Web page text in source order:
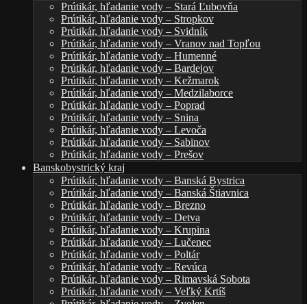
Prútikár, hľadanie vody – Stará Ľubovňa
Prútikár, hľadanie vody – Stropkov
Prútikár, hľadanie vody – Svidník
Prútikár, hľadanie vody – Vranov nad Topľou
Prútikár, hľadanie vody – Humenné
Prútikár, hľadanie vody – Bardejov
Prútikár, hľadanie vody – Kežmarok
Prútikár, hľadanie vody – Medzilaborce
Prútikár, hľadanie vody – Poprad
Prútikár, hľadanie vody – Snina
Prútikár, hľadanie vody – Levoča
Prútikár, hľadanie vody – Sabinov
Prútikár, hľadanie vody – Prešov
Banskobystrický kraj
Prútikár, hľadanie vody – Banská Bystrica
Prútikár, hľadanie vody – Banská Štiavnica
Prútikár, hľadanie vody – Brezno
Prútikár, hľadanie vody – Detva
Prútikár, hľadanie vody – Krupina
Prútikár, hľadanie vody – Lučenec
Prútikár, hľadanie vody – Poltár
Prútikár, hľadanie vody – Revúca
Prútikár, hľadanie vody – Rimavská Sobota
Prútikár, hľadanie vody – Veľký Krtíš